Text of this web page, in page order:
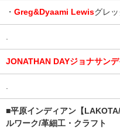
・ Greg&Dyaami Lewisグレ
.
JONATHAN DAYジョナサンデ
.
■平原インディアン【
ルワーク/革細工・クラフト